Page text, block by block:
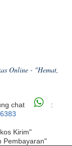
Online - "Hemat,
chat
:
Kirim"
Pembayaran"